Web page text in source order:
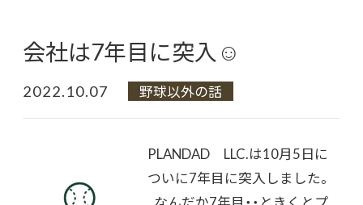
会社は7年目に突入☺
2022.10.07 野球以外の話
PLANDAD LLC.は10月5日に
ついに7年目に突入しました。